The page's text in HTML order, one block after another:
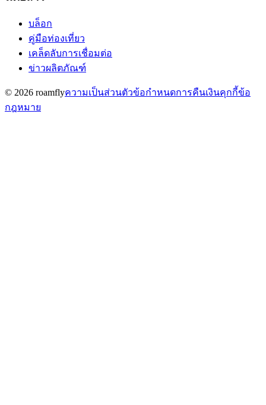
บล็อก
คู่มือท่องเที่ยว
เคล็ดลับการเชื่อมต่อ
ข่าวผลิตภัณฑ์
© 2026 roamflyความเป็นส่วนตัวข้อกำหนดการคืนเงินคุกกี้ข้อ
กฎหมาย